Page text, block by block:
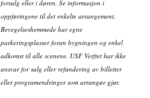
forsalg eller i døren. Se informasjon i
oppføringene til det enkelte arrangement.
Bevegelseshemmede har egne
parkeringsplasser foran bygningen og enkel
adkomst til alle scenene. USF Verftet har ikke
ansvar for salg eller refundering av billetter
eller programendringer som arrangør gjør.